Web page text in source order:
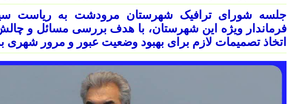
جلسه شورای ترافیک شهرستان مرودشت به ریاست
فرماندار ویژه این شهرستان، با هدف بررسی مسائل و
اتخاذ تصمیمات لازم برای بهبود وضعیت عبور و مرور شهری